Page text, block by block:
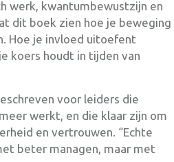
werk, kwantumbewustzijn en
dit boek zien hoe je beweging
Hoe je invloed uitoefent
koers houdt in tijden van
voor leiders die
werkt, en die klaar zijn om
en vertrouwen. “Echte
beter managen, maar met